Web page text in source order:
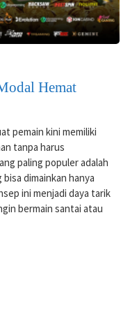
Hemat
pemain kini memiliki
tanpa harus
paling populer adalah
dimainkan hanya
ini menjadi daya tarik
bermain santai atau